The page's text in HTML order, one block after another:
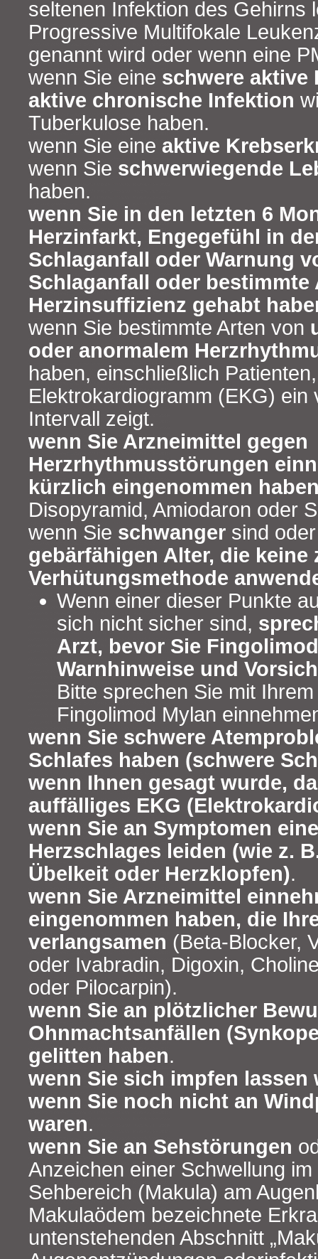
seltenen Infektion des Gehirns
Progressive Multifokale
genannt wird oder wenn eine
wenn Sie eine schwere aktive
aktive chronische Infektion
Tuberkulose haben.
wenn Sie eine aktive
wenn Sie schwerwiegende
haben.
wenn Sie in den letzten 6
Herzinfarkt, Engegefühl in
Schlaganfall oder Warnung
Schlaganfall oder bestimmte
Herzinsuffizienz gehabt
wenn Sie bestimmte Arten von
oder anormalem
haben, einschließlich
Elektrokardiogramm (EKG) ein
Intervall zeigt.
wenn Sie Arzneimittel gegen
Herzrhythmusstörungen
kürzlich eingenommen
Disopyramid, Amiodaron oder
wenn Sie schwanger sind
gebärfähigen Alter, die keine
Verhütungsmethode
Wenn einer dieser Punkte
sich nicht sicher sind,
Arzt, bevor Sie
Warnhinweise und
Bitte sprechen Sie mit
Fingolimod Mylan
wenn Sie schwere
Schlafes haben (schwere
wenn Ihnen gesagt wurde,
auffälliges EKG
wenn Sie an Symptomen
Herzschlages leiden (wie z.
Übelkeit oder Herzklopfen).
wenn Sie Arzneimittel
eingenommen haben, die
verlangsamen (Beta-Blocker,
oder Ivabradin, Digoxin,
oder Pilocarpin).
wenn Sie an plötzlicher
Ohnmachtsanfällen
gelitten haben.
wenn Sie sich impfen lassen
wenn Sie noch nicht an
waren.
wenn Sie an Sehstörungen
Anzeichen einer Schwellung
Sehbereich (Makula) am
Makulaödem bezeichnete
untenstehenden Abschnitt